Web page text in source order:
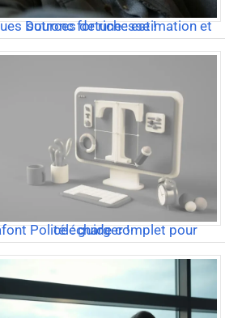
Jacques Dutronc fortune : estimation et sources de richesse !
Dafont Police : guide complet pour télécharger !